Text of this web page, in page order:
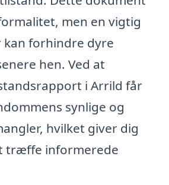
men en vigtig
kan forhindre dyre
hen. Ved at
i Arrild får
synlige og
hvilket giver dig
træffe informerede